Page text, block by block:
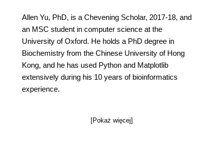
Allen Yu, PhD, is a Chevening Scholar, 2017-18, and
an MSC student in computer science at the
University of Oxford. He holds a PhD degree in
Biochemistry from the Chinese University of Hong
Kong, and he has used Python and Matplotlib
extensively during his 10 years of bioinformatics
experience.
[Pokaż więcej]